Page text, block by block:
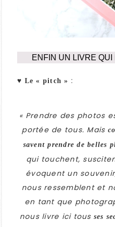
ENFIN UN LIVRE
♥ Le « pitch » :
« Prendre des photos
portée de tous. Mais
savent prendre de belles
qui touchent,
évoquent un
nous ressemblent et
en tant que
nous livre ici tous ses